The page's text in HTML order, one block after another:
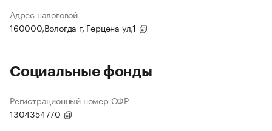
Адрес налоговой
160000,Вологда г, Герцена ул,1
Социальные фонды
Регистрационный номер СФР
1304354770